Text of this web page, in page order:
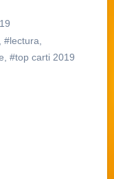
#lectura,
, #top carti 2019